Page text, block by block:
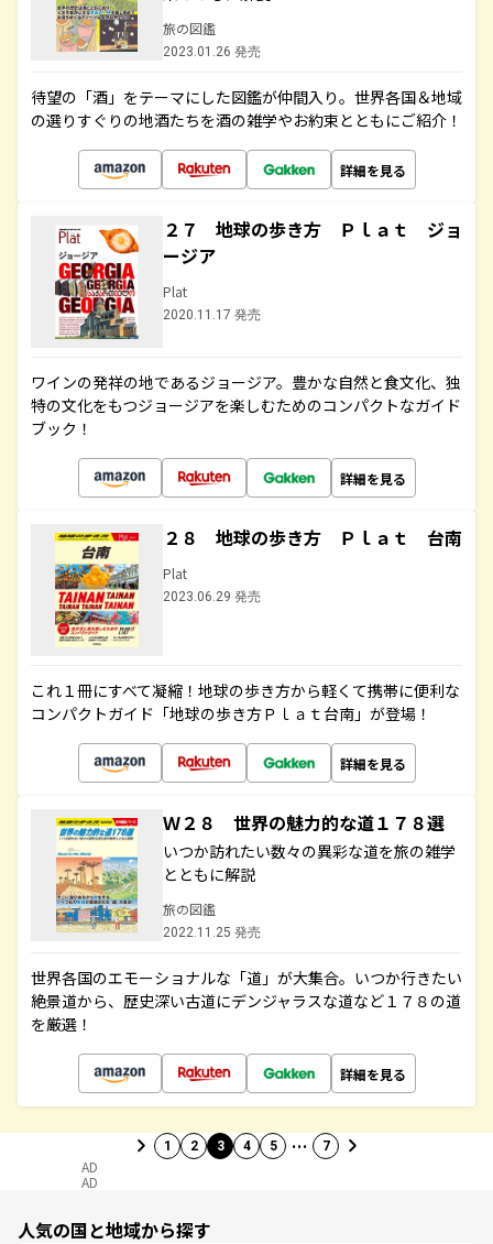
旅の図鑑
2023.01.26 発売
待望の「酒」をテーマにした図鑑が仲間入り。世界各国＆地域
の選りすぐりの地酒たちを酒の雑学やお約束とともにご紹介！
詳細を見る
２７ 地球の歩き方 Ｐｌａｔ ジョ
ージア
Plat
2020.11.17 発売
ワインの発祥の地であるジョージア。豊かな自然と食文化、独
特の文化をもつジョージアを楽しむためのコンパクトなガイド
ブック！
詳細を見る
２８ 地球の歩き方 Ｐｌａｔ 台南
Plat
2023.06.29 発売
これ１冊にすべて凝縮！地球の歩き方から軽くて携帯に便利な
コンパクトガイド「地球の歩き方Ｐｌａｔ台南」が登場！
詳細を見る
Ｗ２８ 世界の魅力的な道１７８選
いつか訪れたい数々の異彩な道を旅の雑学
とともに解説
旅の図鑑
2022.11.25 発売
世界各国のエモーショナルな「道」が大集合。いつか行きたい
絶景道から、歴史深い古道にデンジャラスな道など１７８の道
を厳選！
詳細を見る
1 2 3 4 5 … 7
AD
AD
人気の国と地域から探す